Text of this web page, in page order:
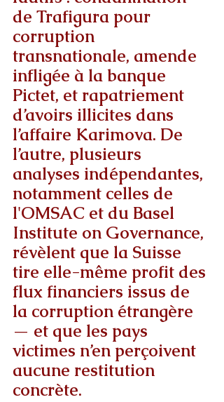
de Trafigura pour
corruption
transnationale, amende
infligée à la banque
Pictet, et rapatriement
d’avoirs illicites dans
l’affaire Karimova. De
l’autre, plusieurs
analyses indépendantes,
notamment celles de
l'OMSAC et du Basel
Institute on Governance,
révèlent que la Suisse
tire elle-même profit des
flux financiers issus de
la corruption étrangère
— et que les pays
victimes n’en perçoivent
aucune restitution
concrète.